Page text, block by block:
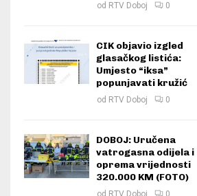
od RTV Doboj 0
CIK objavio izgled
glasačkog listića:
Umjesto “iksa”
popunjavati kružić
od RTV Doboj 0
DOBOJ: Uručena
vatrogasna odijela i
oprema vrijednosti
320.000 KM (FOTO)